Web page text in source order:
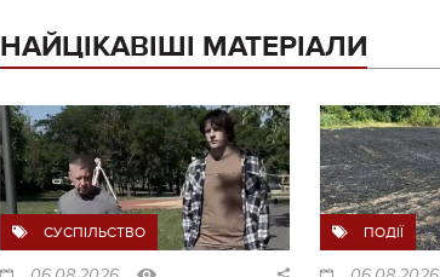
НАЙЦІКАВІШІ МАТЕРІАЛИ
СУСПІЛЬСТВО ПОДІЇ